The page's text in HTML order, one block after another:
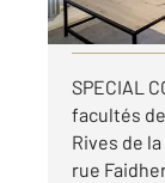
Visiter le
SPECIAL
facultés
Rives de
rue